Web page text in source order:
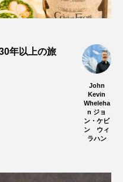
年以上の旅
John
Kevin
Wheleha
n ジョ
ン・ケビ
ン ウィ
ラハン